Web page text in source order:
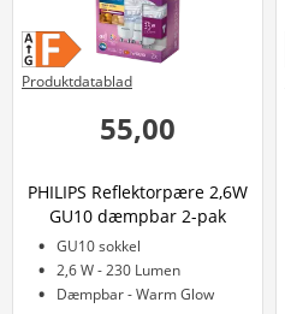
55,00
PHILIPS Reflektorpære 2,6W
GU10 dæmpbar 2-pak
GU10 sokkel
2,6 W - 230 Lumen
Dæmpbar - Warm Glow
Produktdatablad